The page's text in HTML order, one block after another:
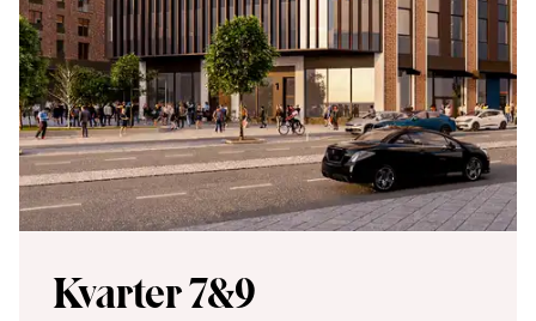
Kvarter 7&9